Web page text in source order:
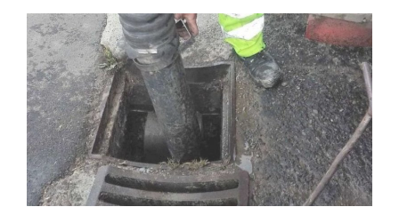
e
n
t
u
i
s
e
n
t
v
o
s
o
p
o
s
À
q
u
i
f
a